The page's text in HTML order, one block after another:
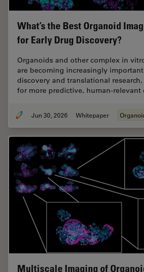
What’s the Best Organoid
for Early Drug Discovery?
Organoids and other complex in
are becoming increasingly
discovery and translational
for more predictive, human-
Jun 30, 2026 Whitepaper
Multiscale Imaging of